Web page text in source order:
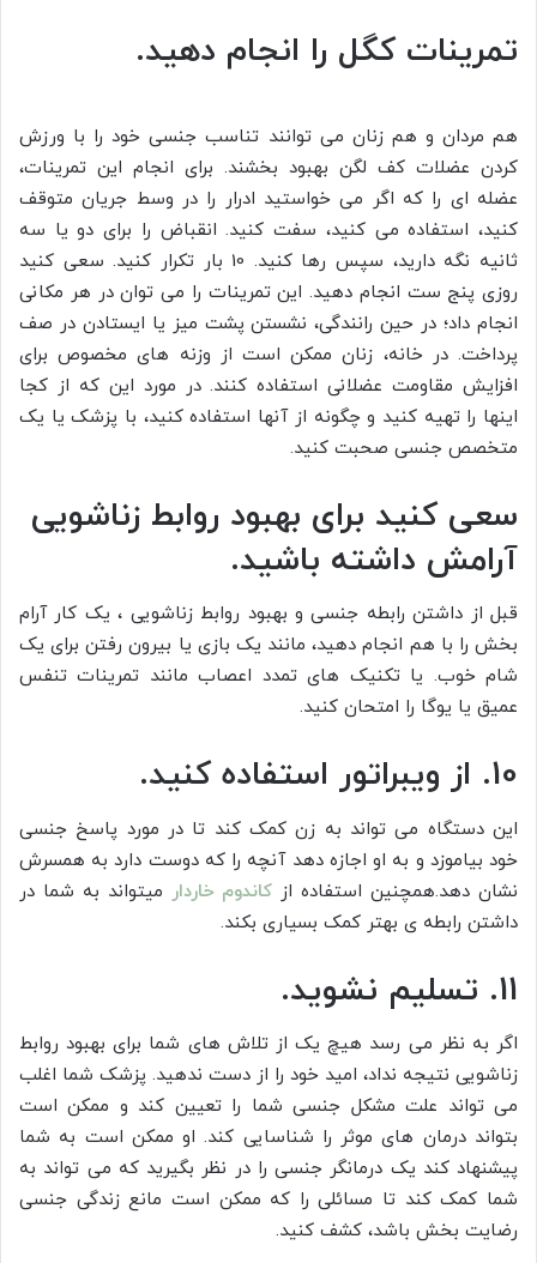
تمرینات کگل را انجام دهید.
هم مردان و هم زنان می توانند تناسب جنسی خود را با ورزش
کردن عضلات کف لگن بهبود بخشند. برای انجام این تمرینات،
عضله ای را که اگر می خواستید ادرار را در وسط جریان متوقف
کنید، استفاده می کنید، سفت کنید. انقباض را برای دو یا سه
ثانیه نگه دارید، سپس رها کنید. 10 بار تکرار کنید. سعی کنید
روزی پنج ست انجام دهید. این تمرینات را می توان در هر مکانی
انجام داد؛ در حین رانندگی، نشستن پشت میز یا ایستادن در صف
پرداخت. در خانه، زنان ممکن است از وزنه های مخصوص برای
افزایش مقاومت عضلانی استفاده کنند. در مورد این که از کجا
اینها را تهیه کنید و چگونه از آنها استفاده کنید، با پزشک یا یک
متخصص جنسی صحبت کنید.
سعی کنید برای بهبود روابط زناشویی
آرامش داشته باشید.
قبل از داشتن رابطه جنسی و بهبود روابط زناشویی ، یک کار آرام
بخش را با هم انجام دهید، مانند یک بازی یا بیرون رفتن برای یک
شام خوب. یا تکنیک های تمدد اعصاب مانند تمرینات تنفس
عمیق یا یوگا را امتحان کنید.
10. از ویبراتور استفاده کنید.
این دستگاه می تواند به زن کمک کند تا در مورد پاسخ جنسی
خود بیاموزد و به او اجازه دهد آنچه را که دوست دارد به همسرش
نشان دهد.همچنین استفاده از کاندوم خاردار میتواند به شما در
داشتن رابطه ی بهتر کمک بسیاری بکند.
11. تسلیم نشوید.
اگر به نظر می رسد هیچ یک از تلاش های شما برای بهبود روابط
زناشویی نتیجه نداد، امید خود را از دست ندهید. پزشک شما اغلب
می تواند علت مشکل جنسی شما را تعیین کند و ممکن است
بتواند درمان های موثر را شناسایی کند. او ممکن است به شما
پیشنهاد کند یک درمانگر جنسی را در نظر بگیرید که می تواند به
شما کمک کند تا مسائلی را که ممکن است مانع زندگی جنسی
رضایت بخش باشد، کشف کنید.